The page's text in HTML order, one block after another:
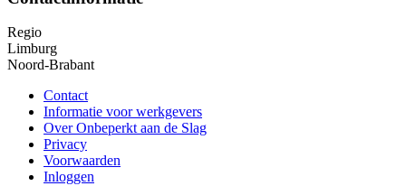
Regio
Limburg
Noord-Brabant
Contact
Informatie voor werkgevers
Over Onbeperkt aan de Slag
Privacy
Voorwaarden
Inloggen